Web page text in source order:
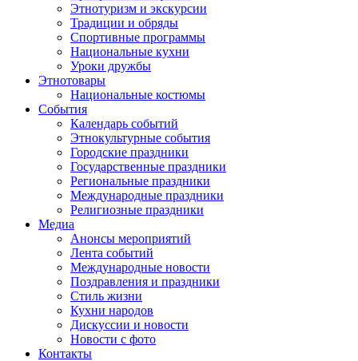
Этнотуризм и экскурсии
Традиции и обряды
Спортивные программы
Национальные кухни
Уроки дружбы
Этнотовары
Национальные костюмы
События
Календарь событий
Этнокультурные события
Городские праздники
Государственные праздники
Региональные праздники
Международные праздники
Религиозные праздники
Медиа
Анонсы мероприятий
Лента событий
Международные новости
Поздравления и праздники
Cтиль жизни
Кухни народов
Дискуссии и новости
Новости с фото
Контакты